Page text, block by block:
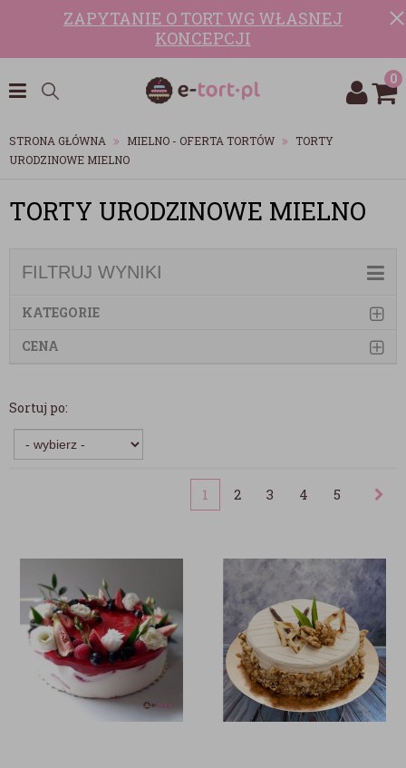
ZAPYTANIE O TORT WG WŁASNEJ
KONCEPCJI
0
STRONA GŁÓWNA MIELNO - OFERTA TORTÓW
TORTY
URODZINOWE MIELNO
TORTY URODZINOWE MIELNO
FILTRUJ WYNIKI
KATEGORIE
CENA
Sortuj po:
1 2 3 4 5